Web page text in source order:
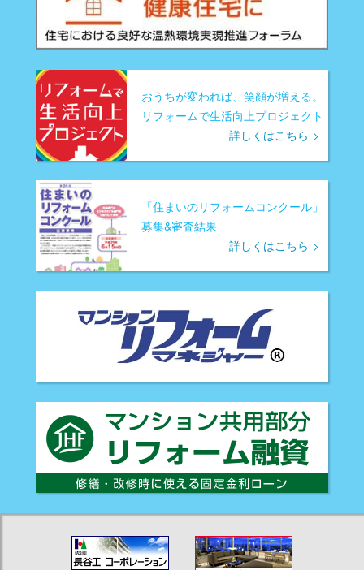
おうちが変われば、笑顔が増える。
リフォームで生活向上プロジェクト
詳しくはこちら
「住まいのリフォームコンクール」
募集&審査結果
詳しくはこちら